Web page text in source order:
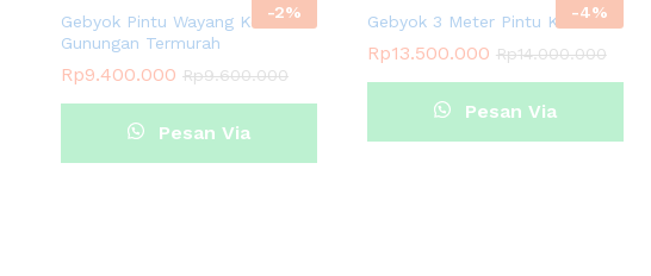
-2%
Gebyok Pintu Wayang Kelir
Gunungan Termurah
Rp9.400.000 Rp9.600.000
Pesan Via
-4%
Gebyok 3 Meter Pintu Kaca
Rp13.500.000 Rp14.000.000
Pesan Via